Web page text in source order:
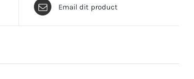
Email dit product